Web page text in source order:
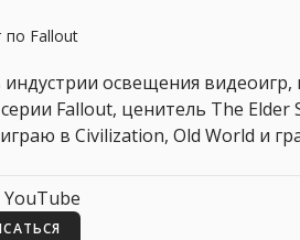
по Fallout
индустрии освещения
Fallout, ценитель The
в Civilization, Old World и
YouTube